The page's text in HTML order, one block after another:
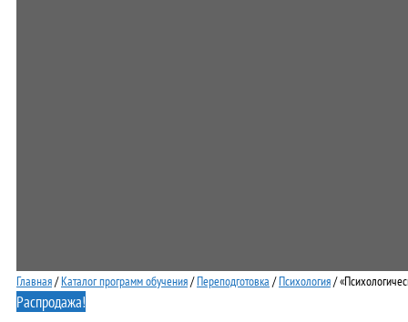
Главная/Каталог программ обучения/Переподготовка /Психология/
Распродажа!